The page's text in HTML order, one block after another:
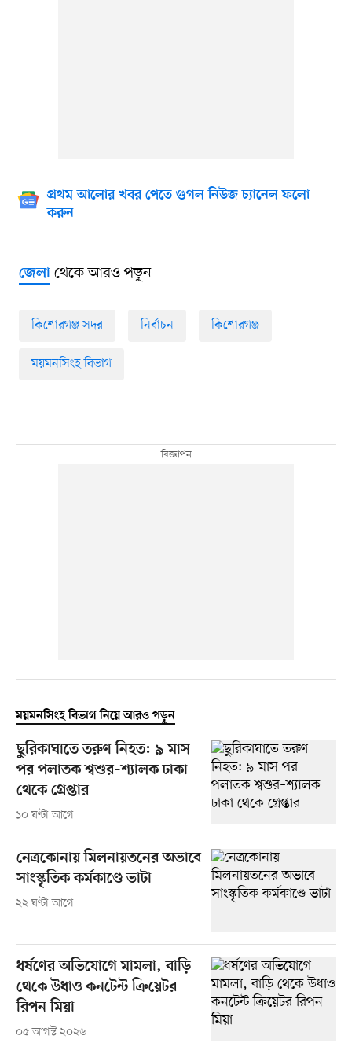
প্রথম আলোর খবর পেতে গুগল নিউজ চ্যানেল ফলো
করুন
জেলাথেকে আরও পড়ুন
কিশোরগঞ্জ সদর নির্বাচন কিশোরগঞ্জ
ময়মনসিংহ বিভাগ
ময়মনসিংহ বিভাগ নিয়ে আরও পড়ুন
ছুরিকাঘাতে তরুণ নিহত: ৯ মাস
পর পলাতক শ্বশুর–শ্যালক ঢাকা
থেকে গ্রেপ্তার
১০ ঘণ্টা আগে
নেত্রকোনায় মিলনায়তনের অভাবে
সাংস্কৃতিক কর্মকাণ্ডে ভাটা
২২ ঘণ্টা আগে
ধর্ষণের অভিযোগে মামলা, বাড়ি
থেকে উধাও কনটেন্ট ক্রিয়েটর
রিপন মিয়া
০৫ আগস্ট ২০২৬